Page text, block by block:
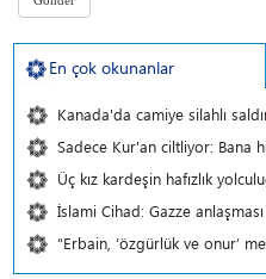
En çok okunanlar
Kanada'da camiye silahlı
Sadece Kur'an ciltliyor: Bana
Üç kız kardeşin hafızlık
İslami Cihad: Gazze
“Erbain, ‘özgürlük ve onur’